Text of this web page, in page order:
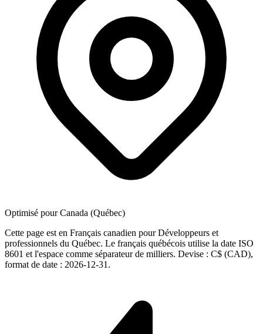
Optimisé pour Canada (Québec)
Cette page est en Français canadien pour Développeurs et
professionnels du Québec. Le français québécois utilise la date ISO
8601 et l'espace comme séparateur de milliers. Devise : C$ (CAD),
format de date : 2026-12-31.